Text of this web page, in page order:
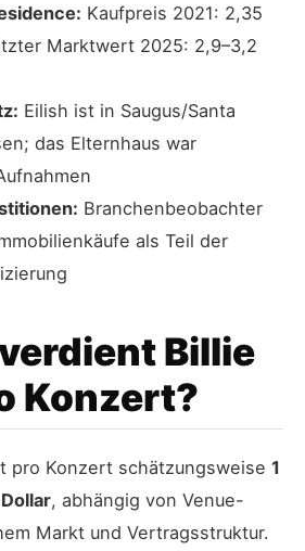
Kaufpreis 2021: 2,35
Marktwert 2025: 2,9–3,2
Eilish ist in Saugus/Santa
das Elternhaus war
Branchenbeobachter
als Teil der
Billie
Konzert?
pro Konzert schätzungsweise 1
, abhängig von Venue-
Markt und Vertragsstruktur.